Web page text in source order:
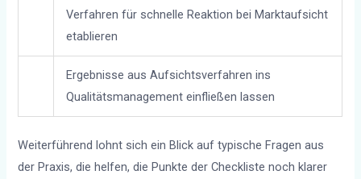
Verfahren für schnelle Reaktion bei Marktaufsicht
etablieren
Ergebnisse aus Aufsichtsverfahren ins
Qualitätsmanagement einfließen lassen
Weiterführend lohnt sich ein Blick auf typische Fragen aus
der Praxis, die helfen, die Punkte der Checkliste noch klarer